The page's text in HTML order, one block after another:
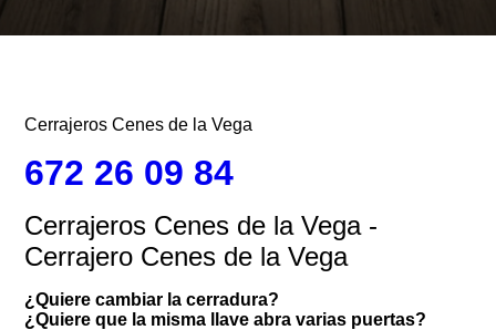
Cerrajeros Cenes de la Vega
672 26 09 84
Cerrajeros Cenes de la Vega -
Cerrajero Cenes de la Vega
¿Quiere cambiar la cerradura?
¿Quiere que la misma llave abra varias puertas?